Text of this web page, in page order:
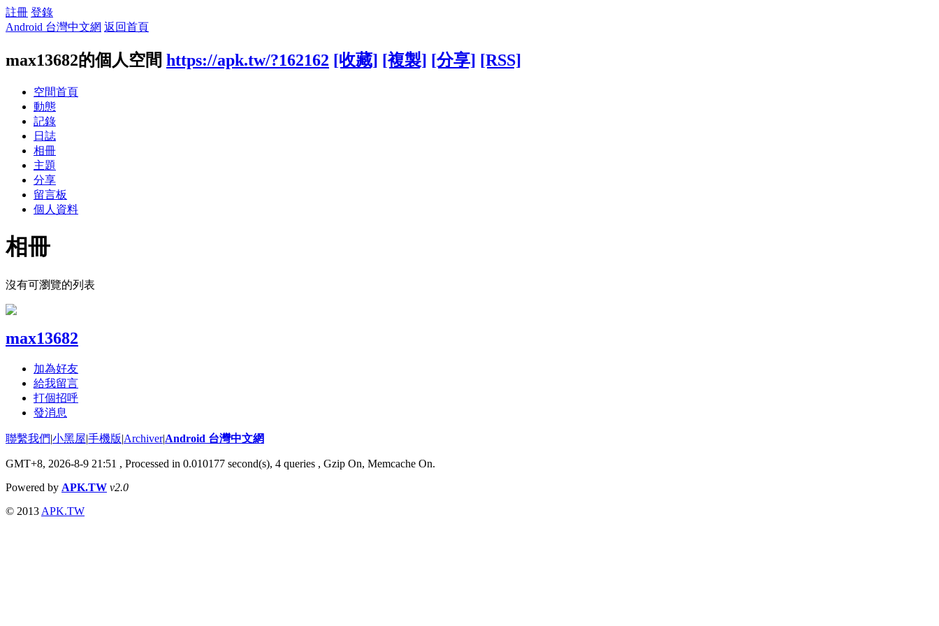
註冊 登錄
Android 台灣中文網 返回首頁
max13682的個人空間 https://apk.tw/?162162 [收藏] [複製] [分享] [RSS]
空間首頁
動態
記錄
日誌
相冊
主題
分享
留言板
個人資料
相冊
沒有可瀏覽的列表
max13682
加為好友
給我留言
打個招呼
發消息
聯繫我們|小黑屋|手機版|Archiver|Android 台灣中文網
GMT+8, 2026-8-9 21:51 , Processed in 0.010177 second(s), 4 queries , Gzip On, Memcache On.
Powered by APK.TW v2.0
© 2013 APK.TW